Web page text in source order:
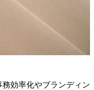
効率化やブランディン